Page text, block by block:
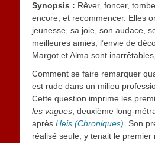
Synopsis : Rêver, foncer,
encore, et recommencer. Elles
jeunesse, sa joie, son audace,
meilleures amies, l’envie de
Margot et Alma sont
Comment se faire remarquer
est rude dans un milieu
Cette question imprime les
les vagues, deuxième long-
après Heis (Chroniques). Son
réalisé seule, y tenait le premier